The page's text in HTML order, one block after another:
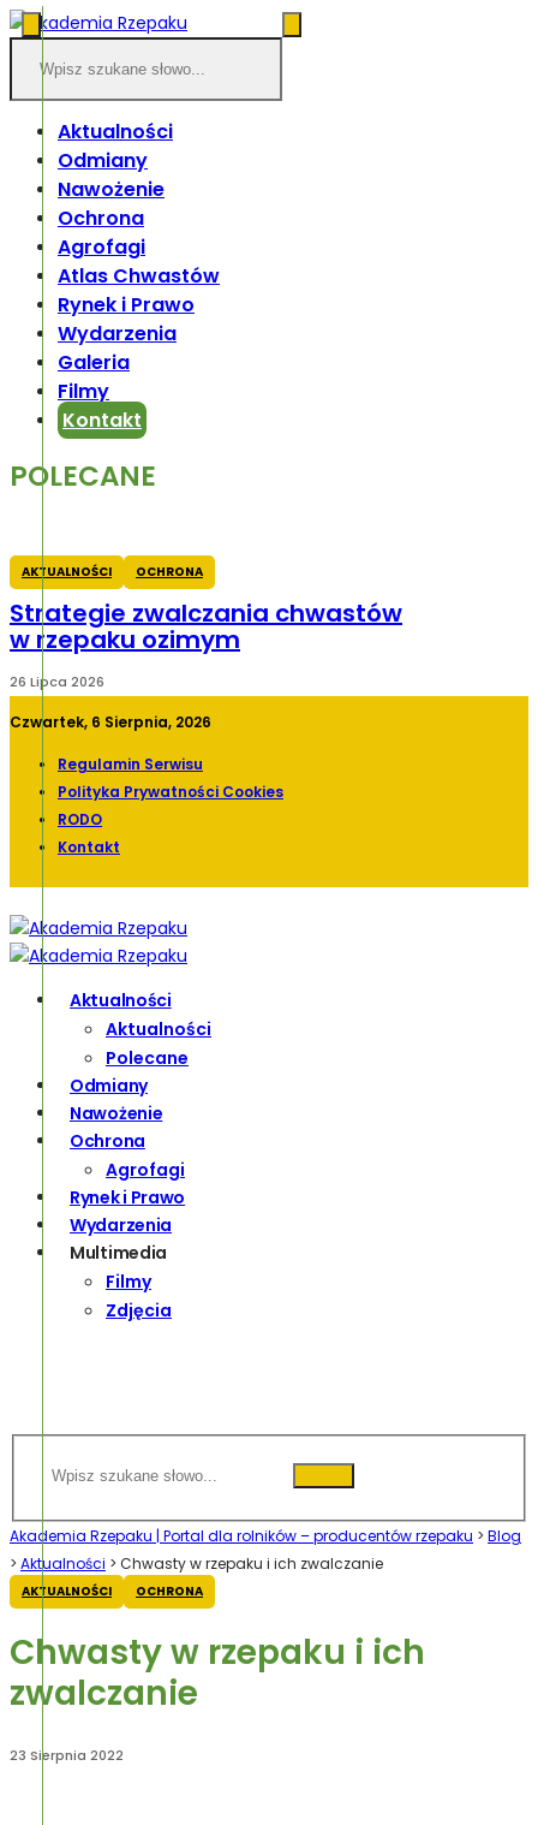
Aktualności
Odmiany
Nawożenie
Ochrona
Agrofagi
Atlas Chwastów
Rynek i Prawo
Wydarzenia
Galeria
Filmy
Kontakt
POLECANE
AKTUALNOŚCI OCHRONA
Strategie zwalczania chwastów
w rzepaku ozimym
26 Lipca 2026
Czwartek, 6 Sierpnia, 2026
Regulamin Serwisu
Polityka Prywatności Cookies
RODO
Kontakt
Aktualności
Aktualności
Polecane
Odmiany
Nawożenie
Ochrona
Agrofagi
Rynek i Prawo
Wydarzenia
Multimedia
Filmy
Zdjęcia
Akademia Rzepaku | Portal dla rolników – producentów rzepaku > Blog
> Aktualności > Chwasty w rzepaku i ich zwalczanie
AKTUALNOŚCI OCHRONA
Chwasty w rzepaku i ich
zwalczanie
23 Sierpnia 2022